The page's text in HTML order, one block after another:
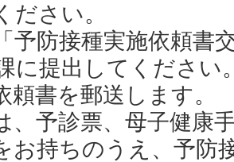
ださい。
予防接種実施依頼書
に提出してください
頼書を郵送します。
、予診票、母子健康
お持ちのうえ、予防